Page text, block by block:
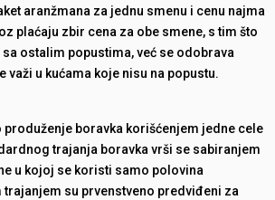
aranžmana za jednu smenu i cenu najma
plaćaju zbir cena za obe smene, s tim što
ostalim popustima, već se odobrava
u kućama koje nisu na popustu.
produženje boravka korišćenjem jedne cele
trajanja boravka vrši se sabiranjem
u kojoj se koristi samo polovina
su prvenstveno predviđeni za